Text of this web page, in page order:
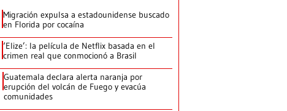
Migración expulsa a estadounidense buscado
en Florida por cocaína
‘Elize’: la película de Netflix basada en el
crimen real que conmocionó a Brasil
Guatemala declara alerta naranja por
erupción del volcán de Fuego y evacúa
comunidades